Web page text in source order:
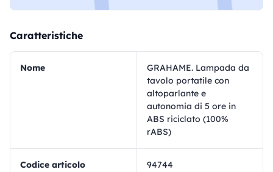
Caratteristiche
Nome
GRAHAME. Lampada da
tavolo portatile con
altoparlante e
autonomia di 5 ore in
ABS riciclato (100%
rABS)
Codice articolo 94744